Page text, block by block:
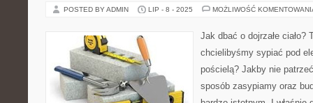
POSTED BY ADMIN LIP - 8 - 2025 MOŻLIWOŚĆ
Jak dbać o dojrzałe ciało?
chcielibyśmy sypiać pod
pościelą? Jakby nie
sposób zasypiamy oraz